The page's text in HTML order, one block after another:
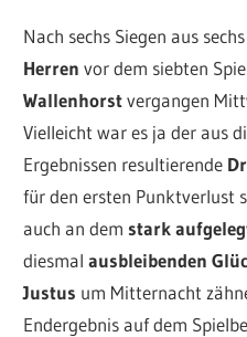
Nach sechs Siegen aus
Herren vor dem siebten
Wallenhorstvergangen
Vielleicht war es ja der aus
Ergebnissen resultierende
für den ersten Punktverlust
auch an dem stark
diesmalausbleibenden
Justus um Mitternacht
Endergebnis auf dem